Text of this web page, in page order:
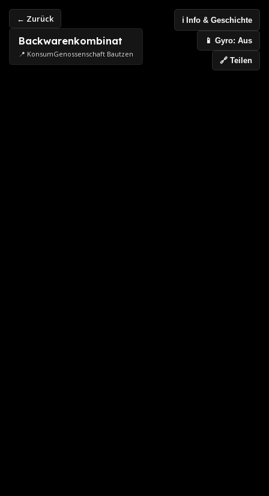
← Zurück
Backwarenkombinat
📍 KonsumGenossenschaft Bautzen
ℹ️ Info & Geschichte
📱 Gyro: Aus
🔗 Teilen